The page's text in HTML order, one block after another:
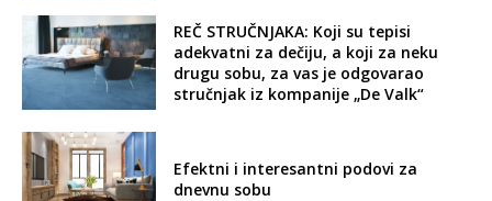
REČ STRUČNJAKA: Koji su tepisi
adekvatni za dečiju, a koji za neku
drugu sobu, za vas je odgovarao
stručnjak iz kompanije „De Valk“
Efektni i interesantni podovi za
dnevnu sobu